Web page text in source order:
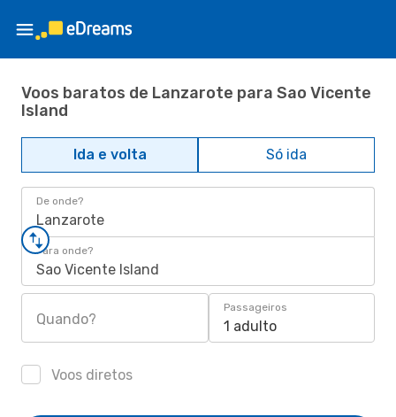
Voos baratos de Lanzarote para Sao Vicente
Island
Ida e volta Só ida
De onde?
Lanzarote
Para onde?
Sao Vicente Island
Quando?
Passageiros
1 adulto
Voos diretos